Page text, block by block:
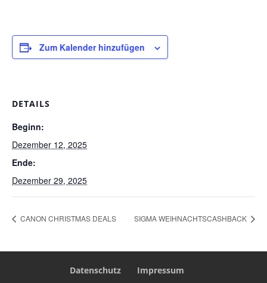
Zum Kalender hinzufügen
DETAILS
Beginn:
Dezember 12, 2025
Ende:
Dezember 29, 2025
CANON CHRISTMAS DEALS SIGMA WEIHNACHTSCASHBACK
Datenschutz Impressum